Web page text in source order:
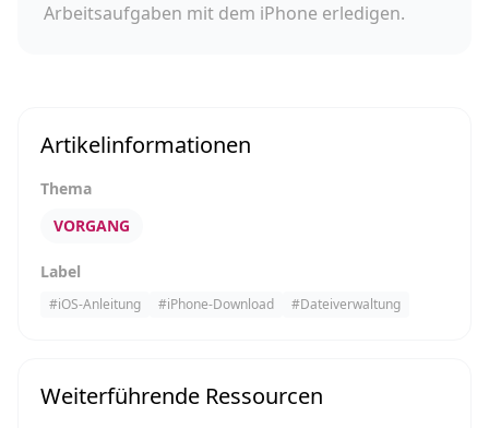
Arbeitsaufgaben mit dem iPhone erledigen.
Artikelinformationen
Thema
VORGANG
Label
#iOS-Anleitung #iPhone-Download #Dateiverwaltung
Weiterführende Ressourcen